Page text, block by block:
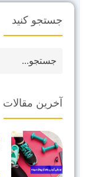
جستجو کنید
آخرین مقالات